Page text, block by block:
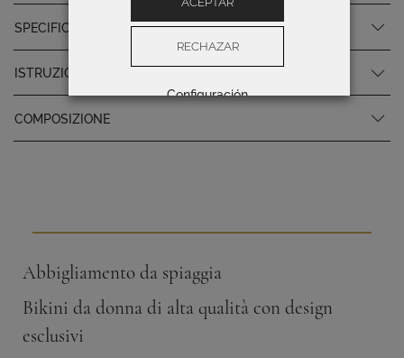
SPECIFICHE DEL PRODOTTO
ISTRUZIONI PER LA CURA
COMPOSIZIONE
Abbigliamento da spiaggia
Bikini da donna di alta qualità con design
esclusivi
RECHAZAR
Configuración